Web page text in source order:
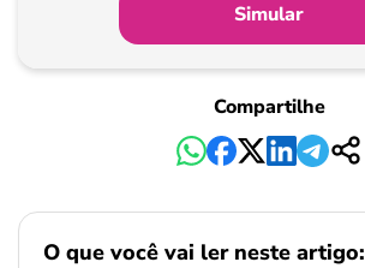
Pagamento
Simular
Compartilhe
O que você vai ler neste artigo: